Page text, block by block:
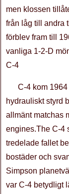
men klossen
från låg till andra
förblev fram till
vanliga 1-2-D
C-4
C-4 kom
hydrauliskt styrd
allmänt matchas
engines.The C-4
tredelade fallet
bostäder och
Simpson
var C-4 betydligt